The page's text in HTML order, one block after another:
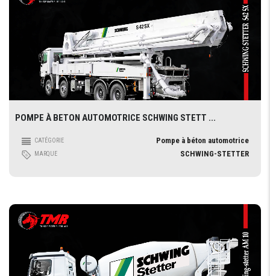
POMPE À BETON AUTOMOTRICE SCHWING STETT ...
CATÉGORIE Pompe à béton automotrice
MARQUE SCHWING-STETTER